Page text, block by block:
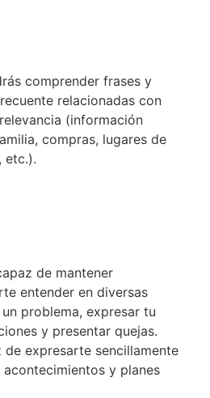
comprender frases y
relacionadas con
(información
compras, lugares de
etc.).
de mantener
entender en diversas
problema, expresar tu
y presentar quejas.
de expresarte sencillamente
y planes